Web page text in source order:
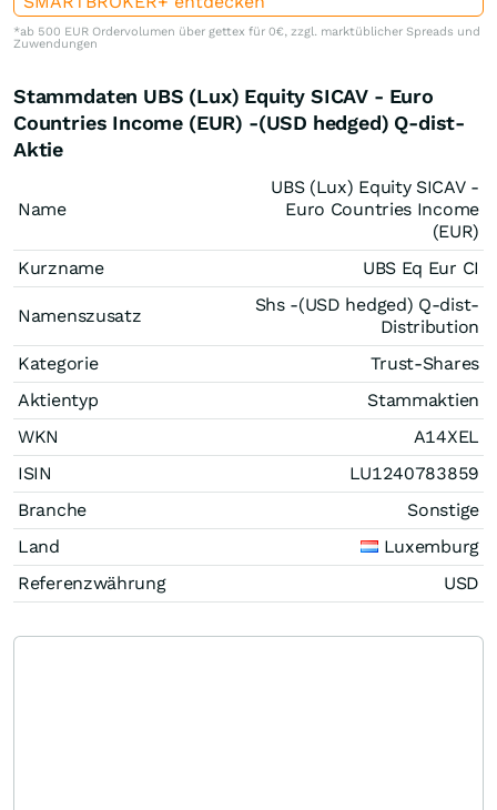
*ab 500 EUR Ordervolumen über gettex für 0€, zzgl. marktüblicher Spreads und
Zuwendungen
Stammdaten UBS (Lux) Equity SICAV - Euro
Countries Income (EUR) -(USD hedged) Q-dist-
Aktie
Name
UBS (Lux) Equity SICAV -
Euro Countries Income
(EUR)
Kurzname
UBS Eq Eur CI
Namenszusatz
Shs -(USD hedged) Q-dist-
Distribution
Kategorie
Trust-Shares
Aktientyp
Stammaktien
WKN
A14XEL
ISIN
LU1240783859
Branche
Sonstige
Land
Luxemburg
Referenzwährung
USD